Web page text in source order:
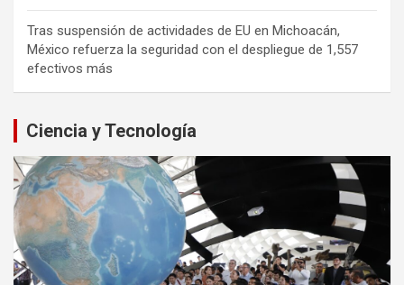
Tras suspensión de actividades de EU en Michoacán,
México refuerza la seguridad con el despliegue de 1,557
efectivos más
Ciencia y Tecnología